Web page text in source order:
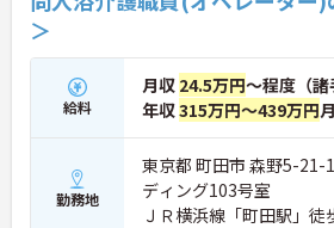
＞
給料
月収 24.5万円～程度（諸
年収315万円～439万円
勤務地
東京都 町田市 森野5-
ディング103号室
ＪＲ横浜線「町田駅」徒